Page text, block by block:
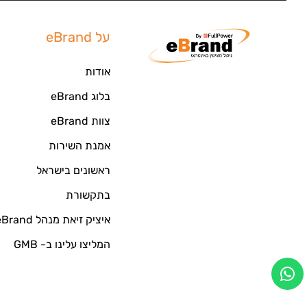
על eBrand
אודות
בלוג eBrand
צוות eBrand
אמנת השירות
ראשונים בישראל
בתקשורת
איציק זיאת מנהל eBrand
המליצו עלינו ב- GMB